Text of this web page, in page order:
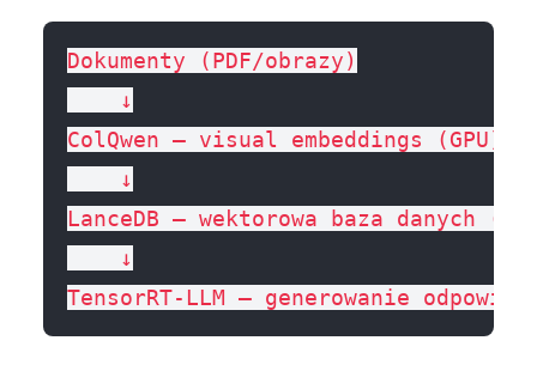
Dokumenty (PDF/obrazy)
    ↓
ColQwen — visual embeddings (GPU)
    ↓
LanceDB — wektorowa baza danych
    ↓